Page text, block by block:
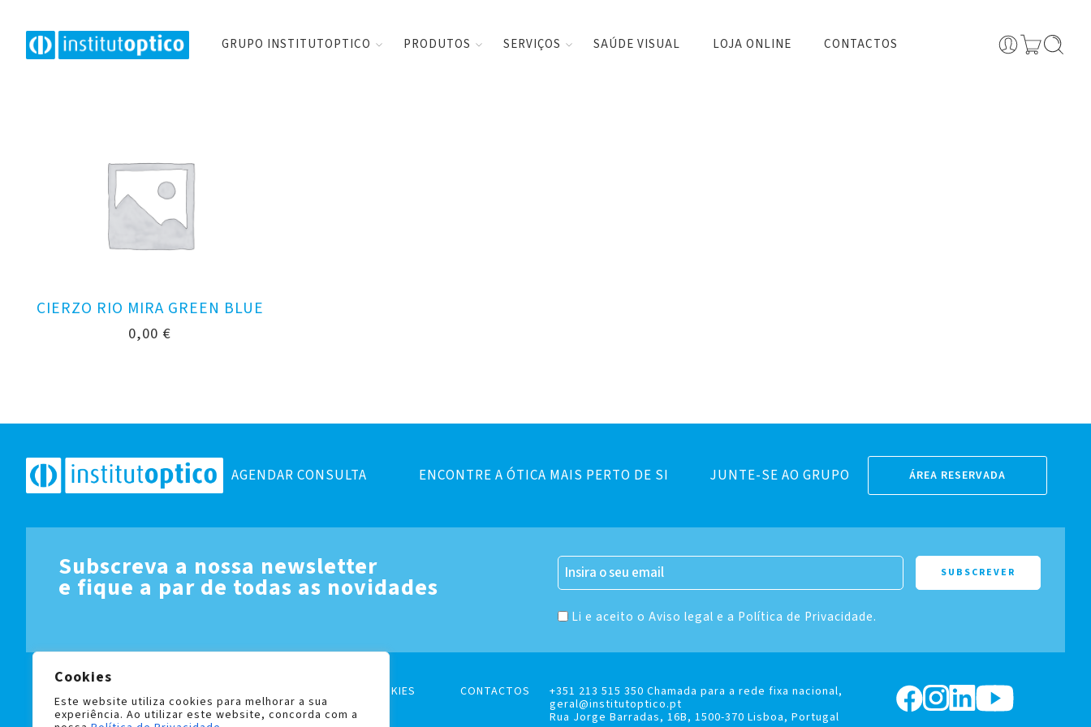
Cookies
Este website utiliza cookies para melhorar a sua
experiência. Ao utilizar este website, concorda com a
GRUPO INSTITUTOPTICO PRODUTOS SERVIÇOS SAÚDE VISUAL LOJA ONLINE CONTACTOS
CIERZO RIO MIRA GREEN BLUE
0,00 €
AGENDAR CONSULTA ENCONTRE A ÓTICA MAIS PERTO DE SI JUNTE-SE AO GRUPO ÁREA RESERVADA
Subscreva a nossa newsletter
e fique a par de todas as novidades
Li e aceito o Aviso legal e a Política de Privacidade.
POLÍTICA DE PRIVACIDADE E COOKIES CONTACTOS
+351 213 515 350 Chamada para a rede fixa nacional,
geral@institutoptico.pt
Rua Jorge Barradas, 16B, 1500-370 Lisboa, Portugal